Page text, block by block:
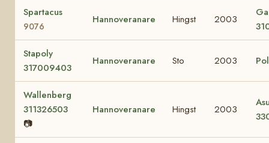
Spartacus
9076
Hannoveranare Hingst 2003
Stapoly
317009403
Hannoveranare Sto 2003
Wallenberg
311326503
📷
Hannoveranare Hingst 2003